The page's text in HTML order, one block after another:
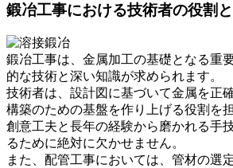
鍛冶工事における技術者の役割
鍛冶工事は、金属加工の基礎となる重
的な技術と深い知識が求められます。
技術者は、設計図に基づいて金属を正
構築のための基盤を作り上げる役割を
創意工夫と長年の経験から磨かれる手
るために絶対に欠かせません。
また、配管工事においては、管材の選